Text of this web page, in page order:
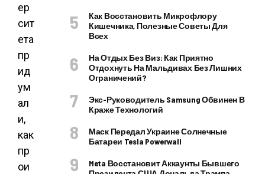
ер
сит
ета
пр
ид
ум
ал
и,
как
пр
ои
Как Восстановить Микрофлору
Кишечника, Полезные Советы Для
Всех
На Отдых Без Виз: Как Приятно
Отдохнуть На Мальдивах Без Лишних
Ограничений?
Экс-Руководитель Samsung Обвинен В
Краже Технологий
Маск Передал Украине Солнечные
Батареи Tesla Powerwall
Meta Восстановит Аккаунты Бывшего